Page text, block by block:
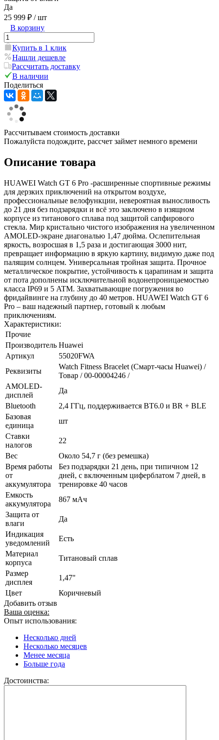
Да
25 999 ₽ / шт
В корзину
Купить в 1 клик
Нашли дешевле
Рассчитать доставку
В наличии
Поделиться
Рассчитываем стоимость доставки
Пожалуйста подождите, рассчет займет немного времени
Описание товара
HUAWEI Watch GT 6 Pro -расширенные спортивные режимы
для дерзких приключений на открытом воздухе,
профессиональные велофункции, невероятная выносливость
до 21 дня без подзарядки и всё это заключено в изящном
корпусе из титанового сплава под защитой сапфирового
стекла. Мир кристально чистого изображения на увеличенном
AMOLED-экране диагональю 1,47 дюйма. Ослепительная
яркость, возросшая в 1,5 раза и достигающая 3000 нит,
превращает информацию в яркую картину, видимую даже под
палящим солнцем. Универсальная тройная защита. Прочное
металлическое покрытие, устойчивость к царапинам и защита
от пота дополнены исключительной водонепроницаемостью
класса IP69 и 5 ATM. Захватывающие погружения во
фридайвинге на глубину до 40 метров. HUAWEI Watch GT 6
Pro – ваш надежный партнер, готовый к любым
приключениям.
Характеристики:
Прочие
Производитель Huawei
Артикул
55020FWA
Реквизиты
Watch Fitness Bracelet (Смарт-часы Huawei) /
Товар / 00-00004246 /
AMOLED-
дисплей
Да
Bluetooth
2,4 ГГц, поддерживается BT6.0 и BR + BLE
Базовая
единица
шт
Ставки
налогов
22
Вес
Около 54,7 г (без ремешка)
Время работы
от
аккумулятора
Без подзарядки 21 день, при типичном 12
дней, с включенным циферблатом 7 дней, в
тренировке 40 часов
Емкость
аккумулятора
867 мAч
Защита от
влаги
Да
Индикация
уведомлений
Есть
Материал
корпуса
Титановый сплав
Размер
дисплея
1,47"
Цвет
Коричневый
Добавить отзыв
Ваша оценка:
Опыт использования:
Несколько дней
Несколько месяцев
Менее месяца
Больше года
Достоинства: